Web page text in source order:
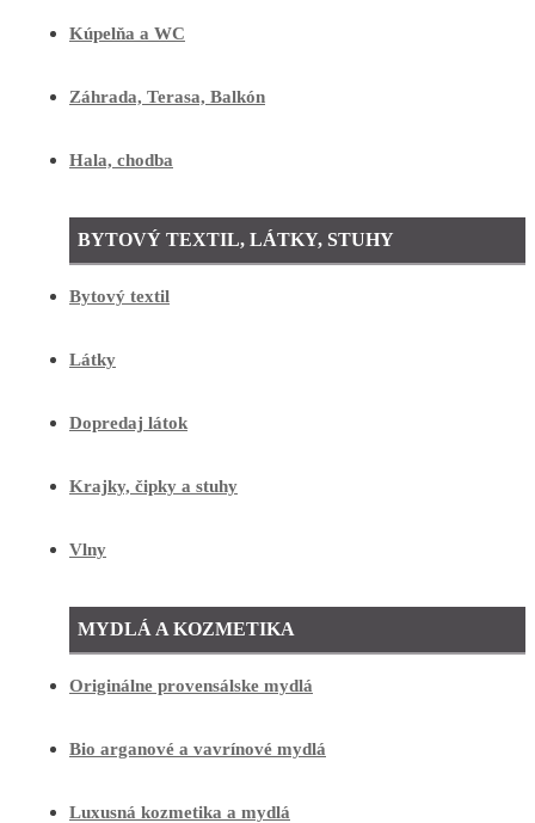
Kúpelňa a WC
Záhrada, Terasa, Balkón
Hala, chodba
BYTOVÝ TEXTIL, LÁTKY, STUHY
Bytový textil
Látky
Dopredaj látok
Krajky, čipky a stuhy
Vlny
MYDLÁ A KOZMETIKA
Originálne provensálske mydlá
Bio arganové a vavrínové mydlá
Luxusná kozmetika a mydlá